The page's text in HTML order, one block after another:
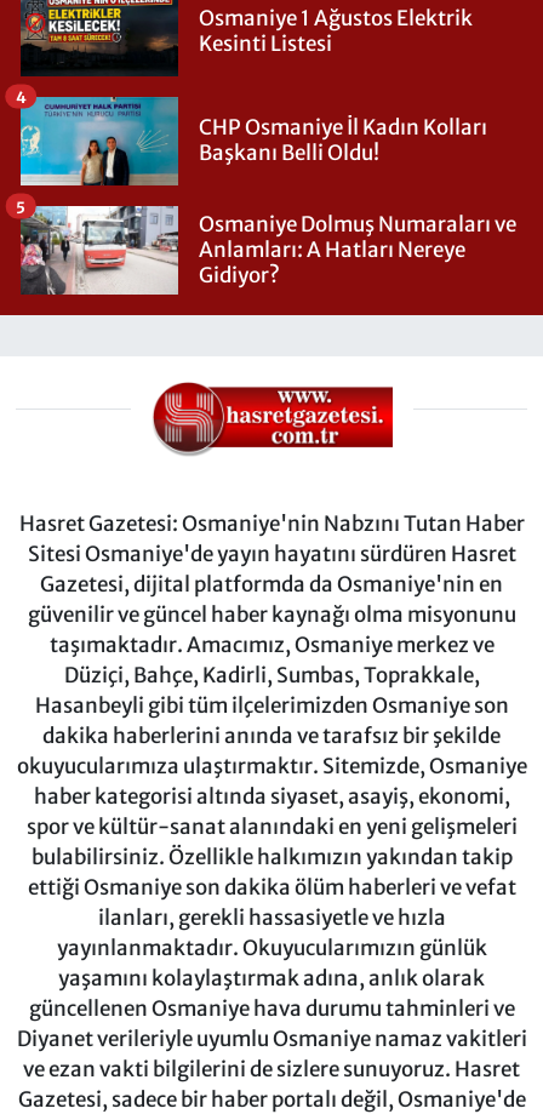
Osmaniye 1 Ağustos Elektrik
Kesinti Listesi
CHP Osmaniye İl Kadın Kolları
Başkanı Belli Oldu!
4
Osmaniye Dolmuş Numaraları ve
Anlamları: A Hatları Nereye
Gidiyor?
5
Hasret Gazetesi: Osmaniye'nin Nabzını Tutan Haber
Sitesi Osmaniye'de yayın hayatını sürdüren Hasret
Gazetesi, dijital platformda da Osmaniye'nin en
güvenilir ve güncel haber kaynağı olma misyonunu
taşımaktadır. Amacımız, Osmaniye merkez ve
Düziçi, Bahçe, Kadirli, Sumbas, Toprakkale,
Hasanbeyli gibi tüm ilçelerimizden Osmaniye son
dakika haberlerini anında ve tarafsız bir şekilde
okuyucularımıza ulaştırmaktır. Sitemizde, Osmaniye
haber kategorisi altında siyaset, asayiş, ekonomi,
spor ve kültür-sanat alanındaki en yeni gelişmeleri
bulabilirsiniz. Özellikle halkımızın yakından takip
ettiği Osmaniye son dakika ölüm haberleri ve vefat
ilanları, gerekli hassasiyetle ve hızla
yayınlanmaktadır. Okuyucularımızın günlük
yaşamını kolaylaştırmak adına, anlık olarak
güncellenen Osmaniye hava durumu tahminleri ve
Diyanet verileriyle uyumlu Osmaniye namaz vakitleri
ve ezan vakti bilgilerini de sizlere sunuyoruz. Hasret
Gazetesi, sadece bir haber portalı değil, Osmaniye'de